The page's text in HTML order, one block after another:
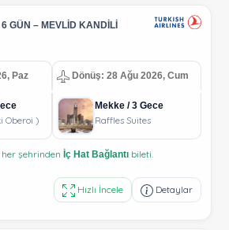
GÜN – MEVLİD KANDİLİ
Paz Dönüş: 28 Ağu 2026, Cum
Oberoi )
Mekke / 3 Gece
Raffles Suites
şehrinden İç Hat Bağlantıbileti.
Hızlı İncele Detaylar